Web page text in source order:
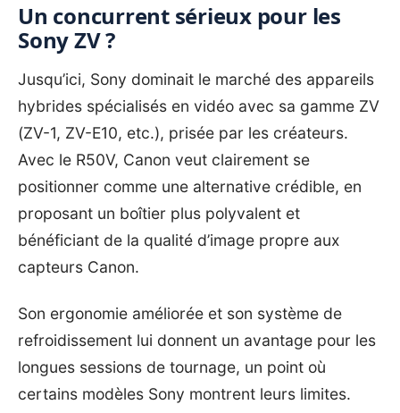
Un concurrent sérieux pour les
Sony ZV ?
Jusqu’ici, Sony dominait le marché des appareils
hybrides spécialisés en vidéo avec sa gamme ZV
(ZV-1, ZV-E10, etc.), prisée par les créateurs.
Avec le R50V, Canon veut clairement se
positionner comme une alternative crédible, en
proposant un boîtier plus polyvalent et
bénéficiant de la qualité d’image propre aux
capteurs Canon.
Son ergonomie améliorée et son système de
refroidissement lui donnent un avantage pour les
longues sessions de tournage, un point où
certains modèles Sony montrent leurs limites.